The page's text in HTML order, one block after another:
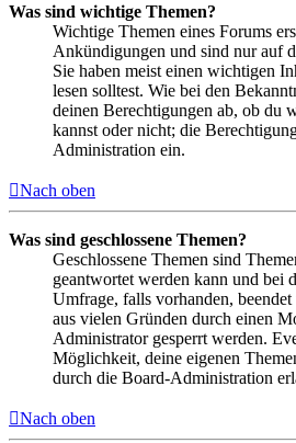
Was sind wichtige Themen?
Wichtige Themen eines Forums
Ankündigungen und sind nur auf
Sie haben meist einen wichtigen
lesen solltest. Wie bei den
deinen Berechtigungen ab, ob du
kannst oder nicht; die
Administration ein.
Nach oben
Was sind geschlossene Themen?
Geschlossene Themen sind
geantwortet werden kann und bei
Umfrage, falls vorhanden,
aus vielen Gründen durch einen
Administrator gesperrt werden.
Möglichkeit, deine eigenen
durch die Board-Administration
Nach oben